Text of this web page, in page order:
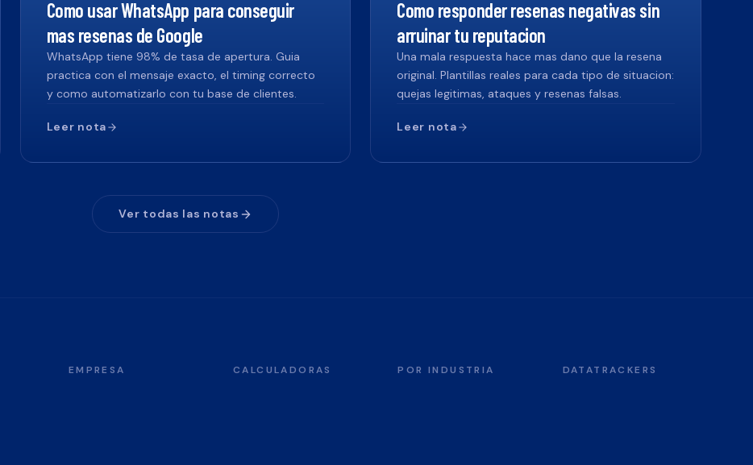
Como usar WhatsApp para conseguir
mas resenas de Google
WhatsApp tiene 98% de tasa de apertura. Guia
practica con el mensaje exacto, el timing correcto
y como automatizarlo con tu base de clientes.
Leer nota
Como responder resenas negativas sin
arruinar tu reputacion
Una mala respuesta hace mas dano que la resena
original. Plantillas reales para cada tipo de situacion:
quejas legitimas, ataques y resenas falsas.
Leer nota
Ver todas las notas
EMPRESA CALCULADORAS POR INDUSTRIA DATATRACKERS